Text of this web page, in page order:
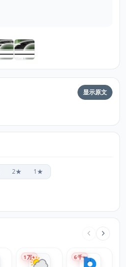
显示原文
2★ 1★
1 万+ 6千+